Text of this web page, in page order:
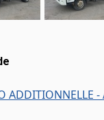
ADDITIONNELLE